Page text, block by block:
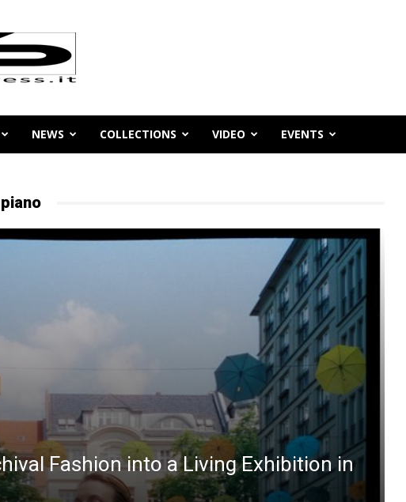
NEWS COLLECTIONS VIDEO EVENTS
Fashion into a Living Exhibition in